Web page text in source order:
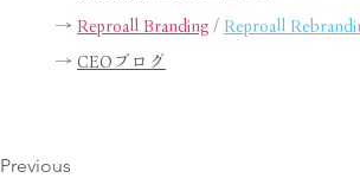
→ Reproall Branding / Reproall
→ CEOブログ
Previous